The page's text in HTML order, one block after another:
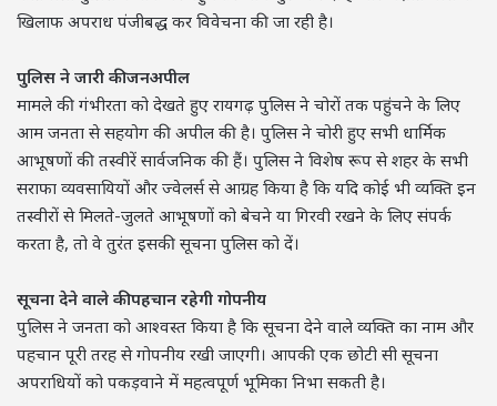
खिलाफ अपराध पंजीबद्ध कर विवेचना की जा रही है।
पुलिस ने जारी की जनअपील
मामले की गंभीरता को देखते हुए रायगढ़ पुलिस ने चोरों तक पहुंचने के लिए
आम जनता से सहयोग की अपील की है। पुलिस ने चोरी हुए सभी धार्मिक
आभूषणों की तस्वीरें सार्वजनिक की हैं। पुलिस ने विशेष रूप से शहर के सभी
सराफा व्यवसायियों और ज्वेलर्स से आग्रह किया है कि यदि कोई भी व्यक्ति इन
तस्वीरों से मिलते-जुलते आभूषणों को बेचने या गिरवी रखने के लिए संपर्क
करता है, तो वे तुरंत इसकी सूचना पुलिस को दें।
सूचना देने वाले की पहचान रहेगी गोपनीय
पुलिस ने जनता को आश्वस्त किया है कि सूचना देने वाले व्यक्ति का नाम और
पहचान पूरी तरह से गोपनीय रखी जाएगी। आपकी एक छोटी सी सूचना
अपराधियों को पकड़वाने में महत्वपूर्ण भूमिका निभा सकती है।